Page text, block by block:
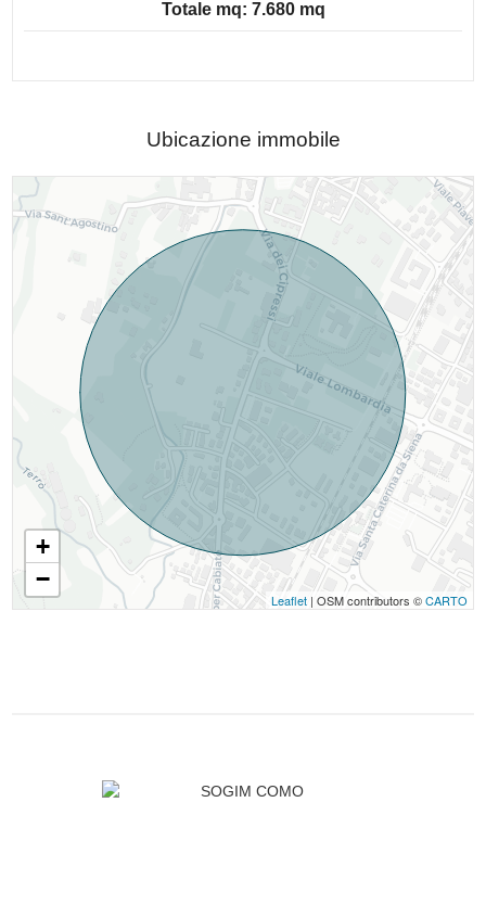
Totale mq: 7.680 mq
Ubicazione immobile
+
−
Leaflet| OSM contributors ©CARTO